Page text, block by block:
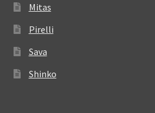
Mitas
Pirelli
Sava
Shinko